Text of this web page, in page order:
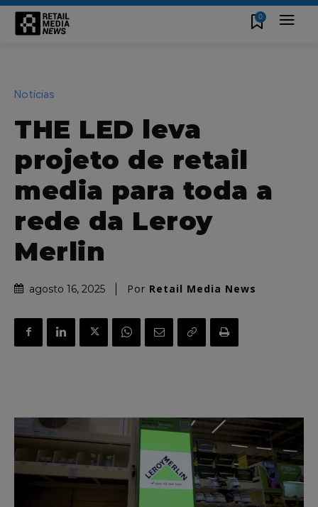
0
Notícias
THE LED leva
projeto de retail
media para toda a
rede da Leroy
Merlin
agosto 16, 2025 Por Retail Media News